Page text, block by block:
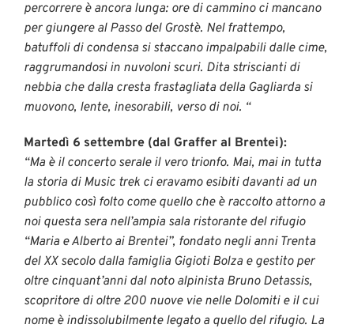
percorrere è ancora lunga: ore di cammino ci mancano
per giungere al Passo del Grostè. Nel frattempo,
batuffoli di condensa si staccano impalpabili dalle cime,
raggrumandosi in nuvoloni scuri. Dita striscianti di
nebbia che dalla cresta frastagliata della Gagliarda si
muovono, lente, inesorabili, verso di noi. “
Martedì 6 settembre (dal Graffer al Brentei):
“Ma è il concerto serale il vero trionfo. Mai, mai in tutta
la storia di Music trek ci eravamo esibiti davanti ad un
pubblico così folto come quello che è raccolto attorno a
noi questa sera nell’ampia sala ristorante del rifugio
“Maria e Alberto ai Brentei”, fondato negli anni Trenta
del XX secolo dalla famiglia Gigioti Bolza e gestito per
oltre cinquant’anni dal noto alpinista Bruno Detassis,
scopritore di oltre 200 nuove vie nelle Dolomiti e il cui
nome è indissolubilmente legato a quello del rifugio. La